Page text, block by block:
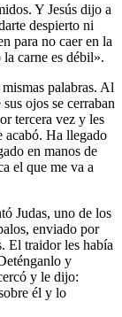
Y Jesús dijo a
despierto ni
para no caer en la
carne es débil».
palabras. Al
ojos se cerraban
tercera vez y les
acabó. Ha llegado
en manos de
el que me va a
Judas, uno de los
enviado por
El traidor les había
y
y le dijo:
él y lo